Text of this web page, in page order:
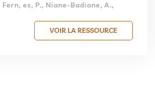
Fern, es, P., Niane-Badiane, A.,
VOIR LA RESSOURCE